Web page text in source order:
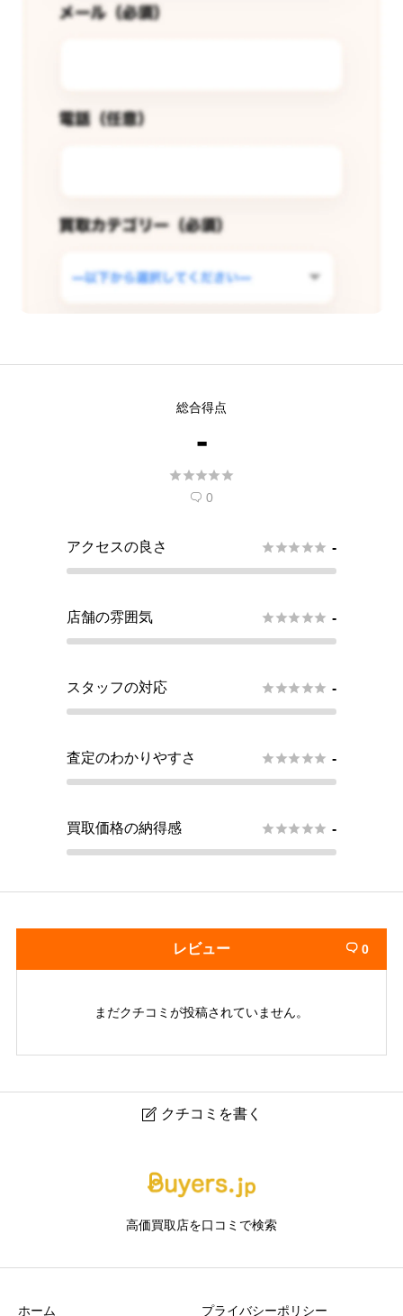
トする
人 がこの店舗での査定受付開始を希
望しています。
総合得点
-

 0
アクセスの良さ  -
店舗の雰囲気  -
スタッフの対応  -
査定のわかりやすさ  -
買取価格の納得感  -
レビュー  0
まだクチコミが投稿されていません。
 クチコミを書く
高額査定専門店
高価買取店を口コミで検索
ホーム プライバシーポリシー